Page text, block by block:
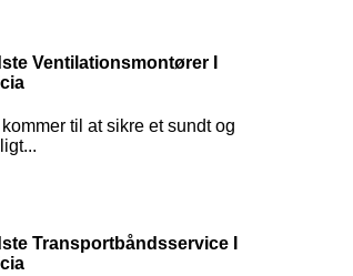
Ventilationsmontører I
til at sikre et sundt og
Transportbåndsservice I